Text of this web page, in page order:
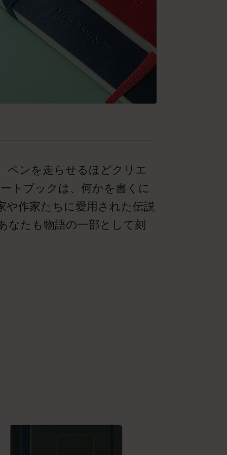
ペンを走らせるほどクリエ
トブックは、何かを書くに
作家たちに愛用された伝説
なたも物語の一部として刻